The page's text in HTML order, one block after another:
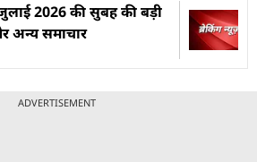
2026 की सुबह की बड़ी
अन्य समाचार
ADVERTISEMENT